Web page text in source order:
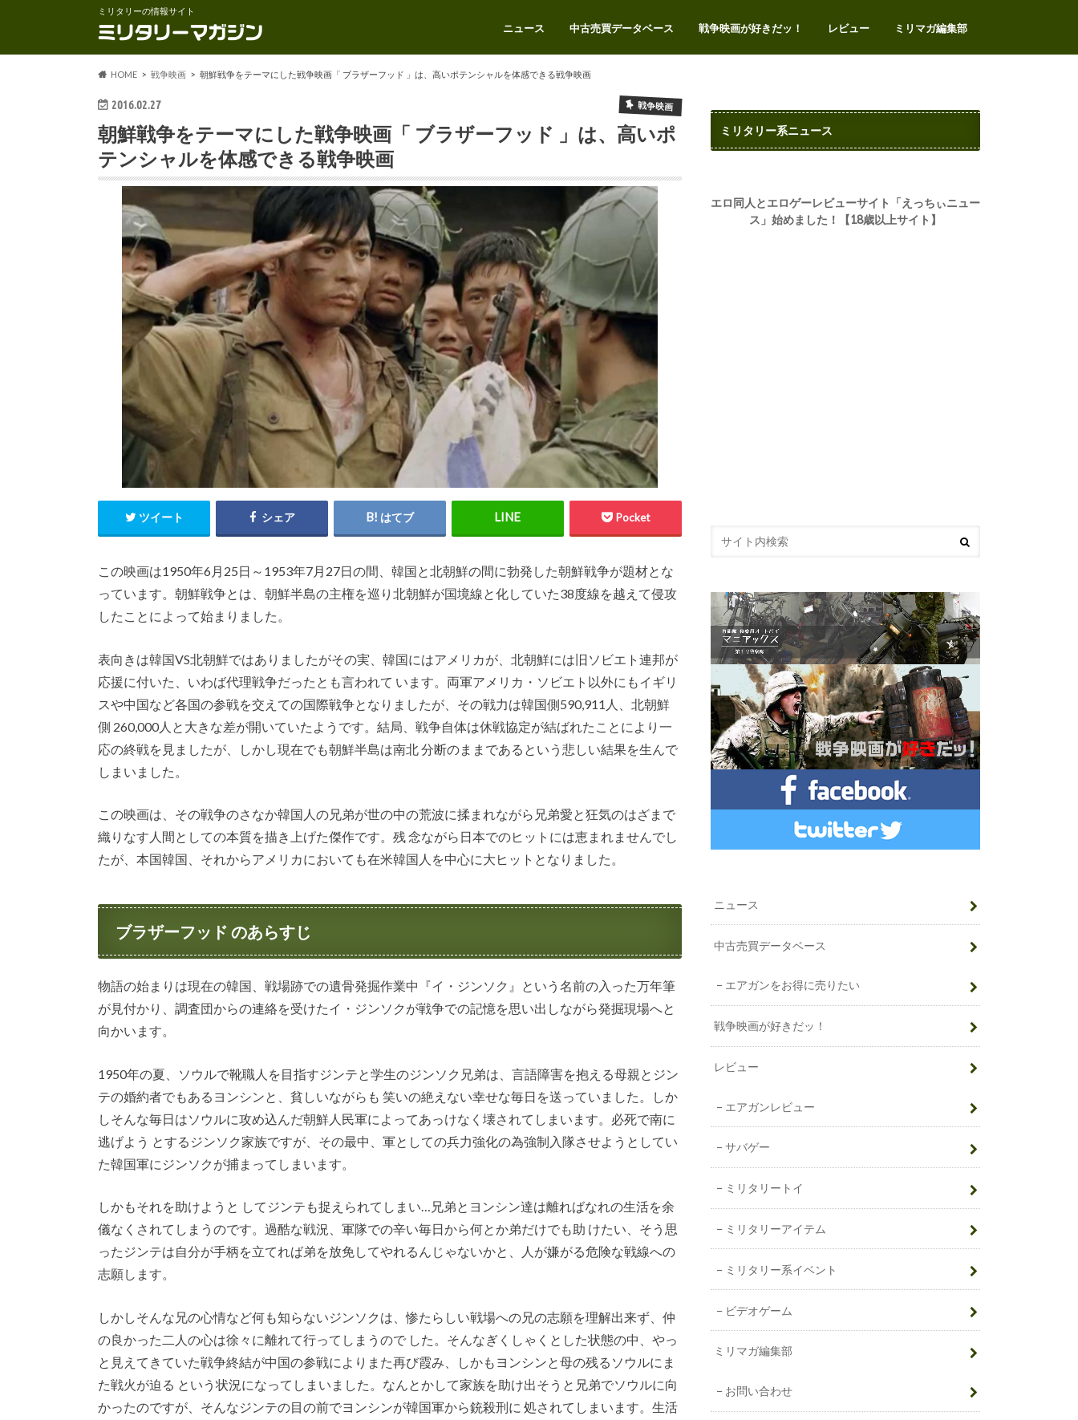
ミリタリーの情報サイト
ニュース 中古売買データベース
エアガンをお得に売りたい
戦争映画が好きだッ！ レビュー
エアガンレビュー
サバゲー
ミリタリートイ
ミリタリーアイテム
ミリタリー系イベント
ビデオゲーム
ミリマガ編集部
お問い合わせ
プライバシー・ポリシー
HOME 戦争映画 朝鮮戦争をテーマにした戦争映画「 ブラザーフッド 」は、高いポテンシャルを体感できる戦争映画
2016.02.27 戦争映画
朝鮮戦争をテーマにした戦争映画「 ブラザーフッド 」は、高いポ
テンシャルを体感できる戦争映画
ツイート シェア はてブ Pocket
この映画は1950年6月25日～1953年7月27日の間、韓国と北朝鮮の間に勃発した朝鮮戦争が題材とな
っています。朝鮮戦争とは、朝鮮半島の主権を巡り北朝鮮が国境線と化していた38度線を越えて侵攻
したことによって始まりました。
表向きは韓国VS北朝鮮ではありましたがその実、韓国にはアメリカが、北朝鮮には旧ソビエト連邦が
応援に付いた、いわば代理戦争だったとも言われて います。両軍アメリカ・ソビエト以外にもイギリ
スや中国など各国の参戦を交えての国際戦争となりましたが、その戦力は韓国側590,911人、北朝鮮
側 260,000人と大きな差が開いていたようです。結局、戦争自体は休戦協定が結ばれたことにより一
応の終戦を見ましたが、しかし現在でも朝鮮半島は南北 分断のままであるという悲しい結果を生んで
しまいました。
この映画は、その戦争のさなか韓国人の兄弟が世の中の荒波に揉まれながら兄弟愛と狂気のはざまで
織りなす人間としての本質を描き上げた傑作です。残 念ながら日本でのヒットには恵まれませんでし
たが、本国韓国、それからアメリカにおいても在米韓国人を中心に大ヒットとなりました。
ブラザーフッド のあらすじ
物語の始まりは現在の韓国、戦場跡での遺骨発掘作業中『イ・ジンソク』という名前の入った万年筆
が見付かり、調査団からの連絡を受けたイ・ジンソクが戦争での記憶を思い出しながら発掘現場へと
向かいます。
1950年の夏、ソウルで靴職人を目指すジンテと学生のジンソク兄弟は、言語障害を抱える母親とジン
テの婚約者でもあるヨンシンと、貧しいながらも 笑いの絶えない幸せな毎日を送っていました。しか
しそんな毎日はソウルに攻め込んだ朝鮮人民軍によってあっけなく壊されてしまいます。必死で南に
逃げよう とするジンソク家族ですが、その最中、軍としての兵力強化の為強制入隊させようとしてい
た韓国軍にジンソクが捕まってしまいます。
しかもそれを助けようと してジンテも捉えられてしまい…兄弟とヨンシン達は離ればなれの生活を余
儀なくされてしまうのです。過酷な戦況、軍隊での辛い毎日から何とか弟だけでも助 けたい、そう思
ったジンテは自分が手柄を立てれば弟を放免してやれるんじゃないかと、人が嫌がる危険な戦線への
志願します。
しかしそんな兄の心情など何も知らないジンソクは、惨たらしい戦場への兄の志願を理解出来ず、仲
の良かった二人の心は徐々に離れて行ってしまうので した。そんなぎくしゃくとした状態の中、やっ
と見えてきていた戦争終結が中国の参戦によりまた再び霞み、しかもヨンシンと母の残るソウルにま
た戦火が迫る という状況になってしまいました。なんとかして家族を助け出そうと兄弟でソウルに向
かったのですが、そんなジンテの目の前でヨンシンが韓国軍から銃殺刑に 処されてしまいます。生活
ミリタリー系ニュース
エロ同人とエロゲーレビューサイト「えっちぃニュー
ス」始めました！【18歳以上サイト】
ニュース
中古売買データベース
エアガンをお得に売りたい
戦争映画が好きだッ！
レビュー
エアガンレビュー
サバゲー
ミリタリートイ
ミリタリーアイテム
ミリタリー系イベント
ビデオゲーム
ミリマガ編集部
お問い合わせ